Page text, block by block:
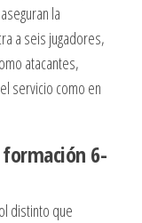
la
a seis jugadores,
atacantes,
servicio como en
6-
distinto que